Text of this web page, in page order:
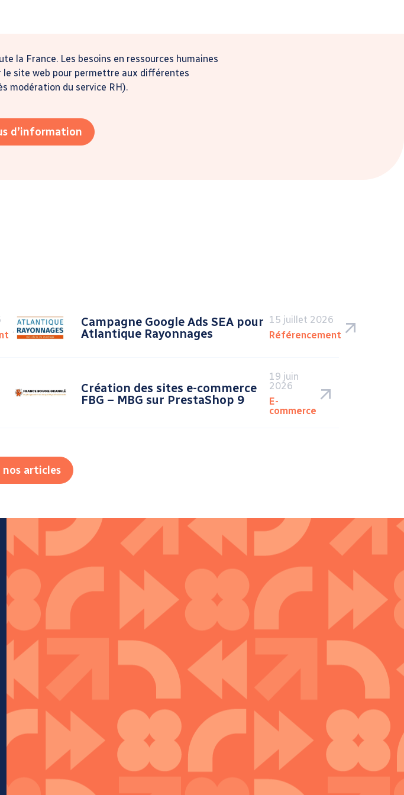
la France. Les besoins en ressources humaines
site web pour permettre aux différentes
modération du service RH).
d’information
Campagne Google Ads SEA pour
Atlantique Rayonnages
15 juillet 2026
Référencement
Création des sites e-commerce
FBG – MBG sur PrestaShop 9
19 juin
2026
E-
commerce
nos articles